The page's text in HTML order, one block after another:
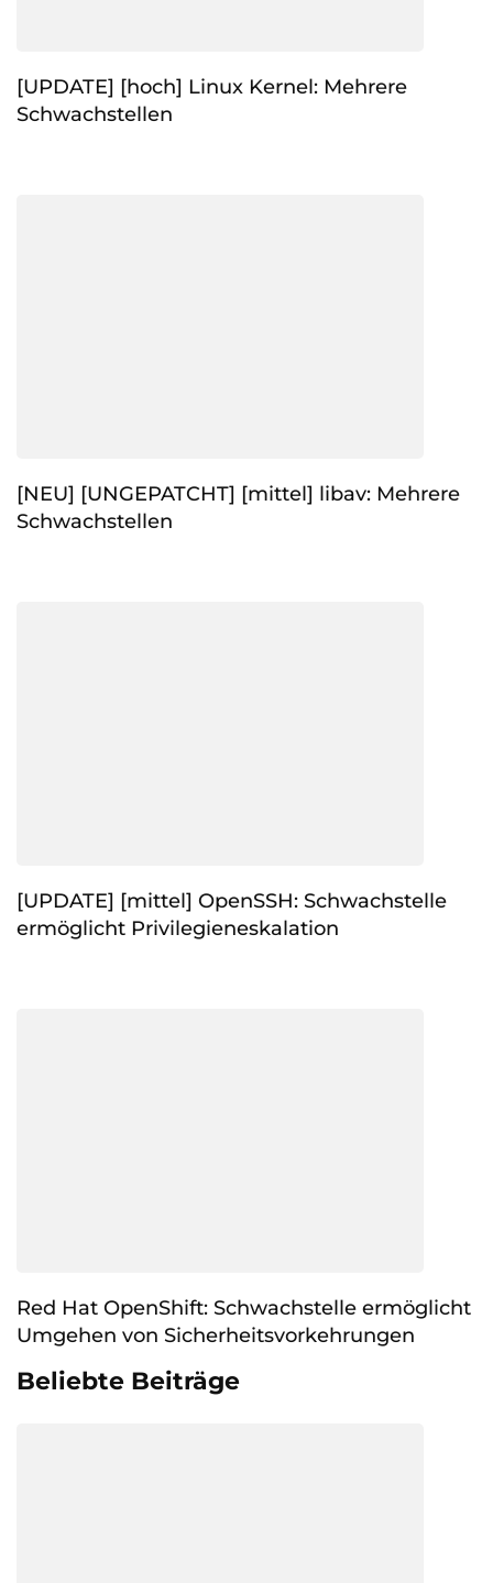
[UPDATE] [hoch] Linux Kernel: Mehrere
Schwachstellen
[NEU] [UNGEPATCHT] [mittel] libav: Mehrere
Schwachstellen
[UPDATE] [mittel] OpenSSH: Schwachstelle
ermöglicht Privilegieneskalation
Red Hat OpenShift: Schwachstelle ermöglicht
Umgehen von Sicherheitsvorkehrungen
Beliebte Beiträge